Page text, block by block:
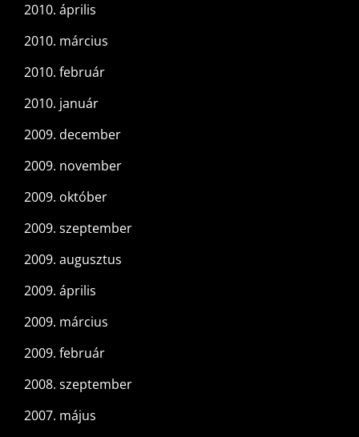
2010. április
2010. március
2010. február
2010. január
2009. december
2009. november
2009. október
2009. szeptember
2009. augusztus
2009. április
2009. március
2009. február
2008. szeptember
2007. május